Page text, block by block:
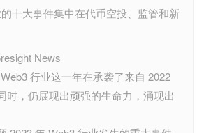
十大事件集中在代币空投、监管和新
News
行业这一年在承袭了来自 2022
时，仍展现出顽强的生命力，涌现出